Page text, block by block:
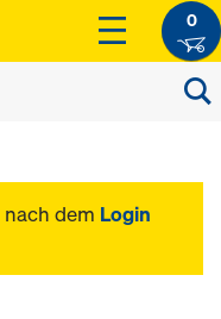
0
dem Login